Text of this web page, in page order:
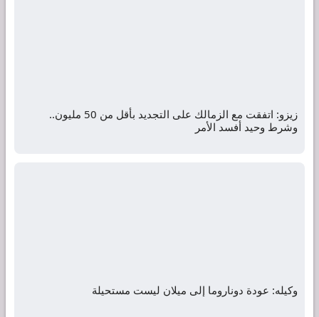
زيزو: اتفقت مع الزمالك على التجديد بأقل من 50 مليون..
وشرط وحيد أفسد الأمر
وكيله: عودة دوناروما إلى ميلان ليست مستحيلة